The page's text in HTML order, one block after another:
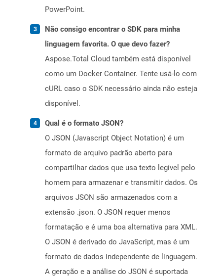
PowerPoint.
Não consigo encontrar o SDK para minha
linguagem favorita. O que devo fazer?
Aspose.Total Cloud também está disponível
como um Docker Container. Tente usá-lo com
cURL caso o SDK necessário ainda não esteja
disponível.
Qual é o formato JSON?
O JSON (Javascript Object Notation) é um
formato de arquivo padrão aberto para
compartilhar dados que usa texto legível pelo
homem para armazenar e transmitir dados. Os
arquivos JSON são armazenados com a
extensão .json. O JSON requer menos
formatação e é uma boa alternativa para XML.
O JSON é derivado do JavaScript, mas é um
formato de dados independente de linguagem.
A geração e a análise do JSON é suportada